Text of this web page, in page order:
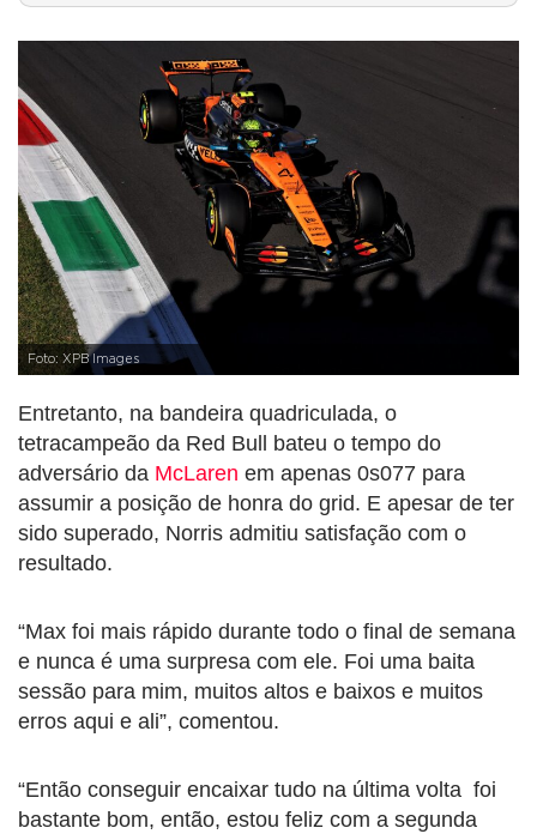
Foto: XPB Images
Entretanto, na bandeira quadriculada, o
tetracampeão da Red Bull bateu o tempo do
adversário da McLaren em apenas 0s077 para
assumir a posição de honra do grid. E apesar de ter
sido superado, Norris admitiu satisfação com o
resultado.
“Max foi mais rápido durante todo o final de semana
e nunca é uma surpresa com ele. Foi uma baita
sessão para mim, muitos altos e baixos e muitos
erros aqui e ali”, comentou.
“Então conseguir encaixar tudo na última volta foi
bastante bom, então, estou feliz com a segunda